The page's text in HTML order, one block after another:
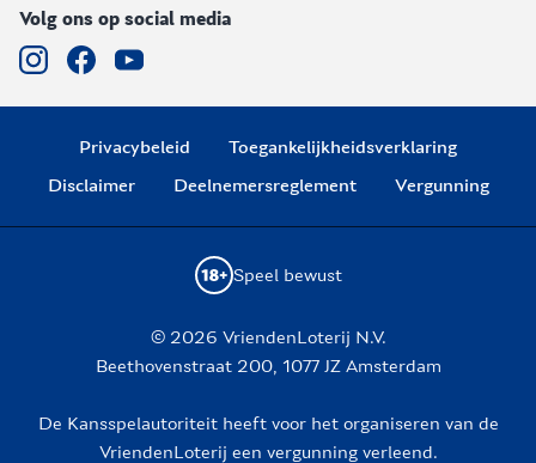
Volg ons op social media
Privacybeleid
Toegankelijkheidsverklaring
Disclaimer
Deelnemersreglement Vergunning
Speel bewust
© 2026 VriendenLoterij N.V.
Beethovenstraat 200, 1077 JZ Amsterdam
De Kansspelautoriteit heeft voor het organiseren van de
VriendenLoterij een vergunning verleend.